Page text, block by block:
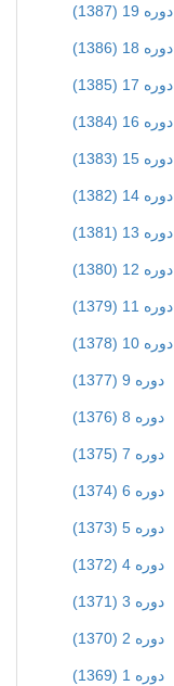
دوره 19 (1387)
دوره 18 (1386)
دوره 17 (1385)
دوره 16 (1384)
دوره 15 (1383)
دوره 14 (1382)
دوره 13 (1381)
دوره 12 (1380)
دوره 11 (1379)
دوره 10 (1378)
دوره 9 (1377)
دوره 8 (1376)
دوره 7 (1375)
دوره 6 (1374)
دوره 5 (1373)
دوره 4 (1372)
دوره 3 (1371)
دوره 2 (1370)
دوره 1 (1369)